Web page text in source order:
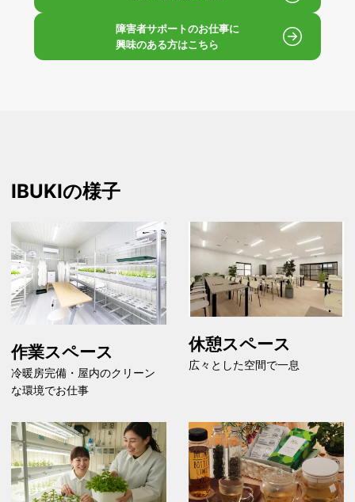
障害者サポートのお仕事に
興味のある方はこちら
IBUKIの様子
作業スペース
冷暖房完備・屋内のクリーン
な環境でお仕事
休憩スペース
広々とした空間で一息